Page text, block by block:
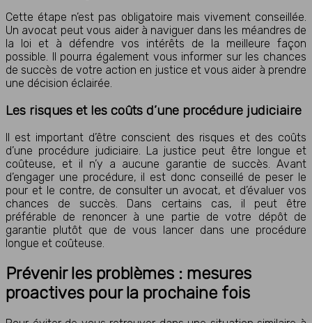
Cette étape n’est pas obligatoire mais vivement conseillée.
Un avocat peut vous aider à naviguer dans les méandres de
la loi et à défendre vos intérêts de la meilleure façon
possible. Il pourra également vous informer sur les chances
de succès de votre action en justice et vous aider à prendre
une décision éclairée.
Les risques et les coûts d’une procédure judiciaire
Il est important d’être conscient des risques et des coûts
d’une procédure judiciaire. La justice peut être longue et
coûteuse, et il n’y a aucune garantie de succès. Avant
d’engager une procédure, il est donc conseillé de peser le
pour et le contre, de consulter un avocat, et d’évaluer vos
chances de succès. Dans certains cas, il peut être
préférable de renoncer à une partie de votre dépôt de
garantie plutôt que de vous lancer dans une procédure
longue et coûteuse.
Prévenir les problèmes : mesures
proactives pour la prochaine fois